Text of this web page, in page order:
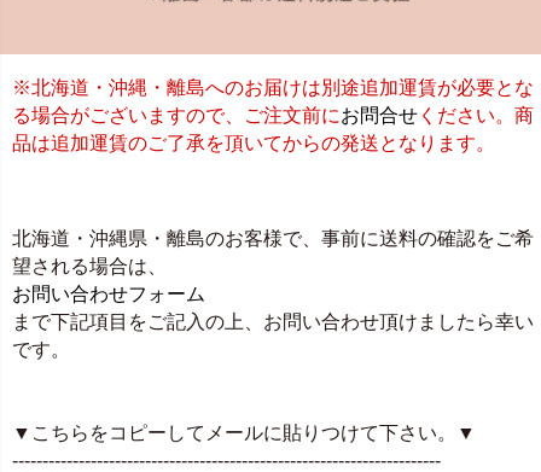
※北海道・沖縄・離島へのお届けは別途追加運賃が必要とな
る場合がございますので、ご注文前にお問合せ ください。商
品は追加運賃のご了承を頂いてからの発送となります。
北海道・沖縄県・離島のお客様で、事前に送料の確認をご希
望される場合は、
お問い合わせフォーム
まで下記項目をご記入の上、お問い合わせ頂けましたら幸い
です。
▼こちらをコピーしてメールに貼りつけて下さい。▼
-----------------------------------------------------------------------